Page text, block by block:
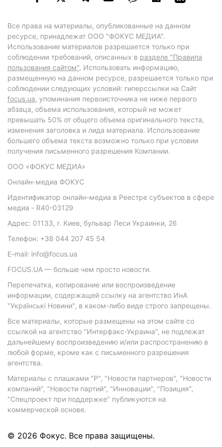
Все права на материалы, опубликованные на данном
ресурсе, принадлежат ООО "ФОКУС МЕДИА".
Использование материалов разрешается только при
соблюдении требований, описанных в разделе "Правила
пользования сайтом". Использовать информацию,
размещенную на данном ресурсе, разрешается только при
соблюдении следующих условий: гиперссылки на Сайт
focus.ua, упоминания первоисточника не ниже первого
абзаца, объема использования, который не может
превышать 50% от общего объема оригинального текста,
изменения заголовка и лида материала. Использование
большего объема текста возможно только при условии
получения письменного разрешения Компании.
ООО «ФОКУС МЕДИА»
Онлайн-медиа ФОКУС
Идентификатор онлайн-медиа в Реестре субъектов в сфере
медиа - R40-03129
Адрес: 01133, г. Киев, бульвар Леси Украинки, 26
Телефон: +38 044 207 45 54
E-mail: info@focus.ua
FOCUS.UA — больше чем просто новости.
Перепечатка, копирование или воспроизведение
информации, содержащей ссылку на агентство ИнА
"Українські Новини", в каком-либо виде строго запрещены.
Все материалы, которые размещены на этом сайте со
ссылкой на агентство "Интерфакс-Украина", не подлежат
дальнейшему воспроизведению и/или распространению в
любой форме, кроме как с письменного разрешения
агентства.
Материалы с плашками "Р", "Новости партнеров", "Новости
компаний", "Новости партий", "Инновации", "Позиция",
"Спецпроект при поддержке" публикуются на
коммерческой основе.
© 2026 Фокус. Все права защищены.